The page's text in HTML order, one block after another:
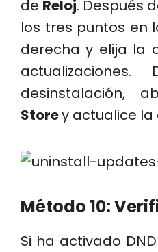
de Reloj. Después
los tres puntos en
derecha y elija la
desinstalación,
Storey actualice la
Método 10:
Si ha activado